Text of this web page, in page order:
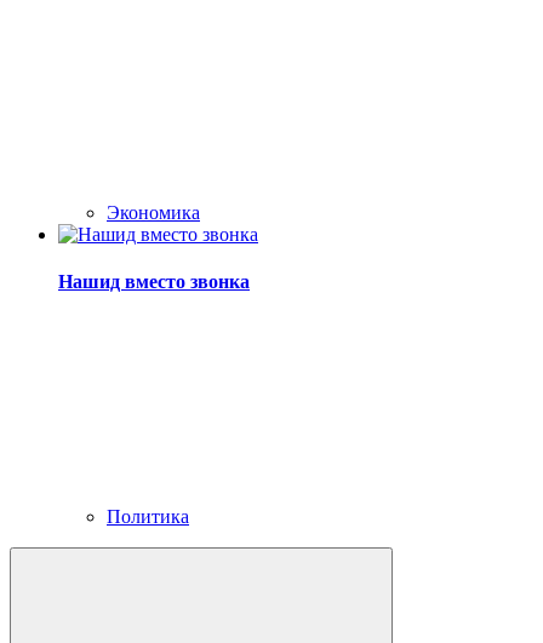
Экономика
Нашид вместо звонка
Политика